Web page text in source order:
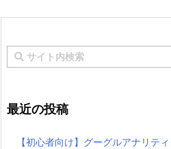
最近の投稿
【初心者向け】グーグルアナリテ